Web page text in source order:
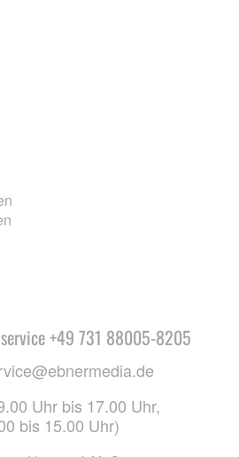
+49 731 88005-8205
Uhr bis 17.00 Uhr,
bis 15.00 Uhr)